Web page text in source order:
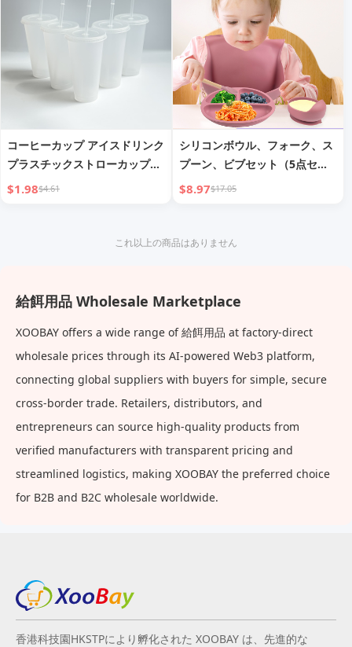
コーヒーカップ アイスドリンク
プラスチックストローカップ
710ml 大容量
$1.98$4.61
シリコンボウル、フォーク、ス
プーン、ビブセット（5点セッ
ト）
$8.97$17.05
これ以上の商品はありません
給餌用品 Wholesale Marketplace
XOOBAY offers a wide range of 給餌用品 at factory-direct
wholesale prices through its AI-powered Web3 platform,
connecting global suppliers with buyers for simple, secure
cross-border trade. Retailers, distributors, and
entrepreneurs can source high-quality products from
verified manufacturers with transparent pricing and
streamlined logistics, making XOOBAY the preferred choice
for B2B and B2C wholesale worldwide.
香港科技園HKSTPにより孵化された XOOBAY は、先進的な